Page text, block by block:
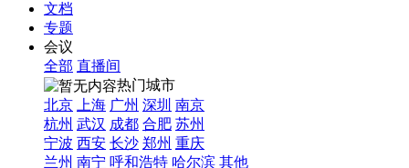
文档
专题
会议
全部 直播间
热门城市
北京
上海 广州 深圳 南京
杭州 武汉 成都 合肥 苏州
宁波 西安 长沙 郑州 重庆
兰州 南宁 呼和浩特 哈尔滨 其他